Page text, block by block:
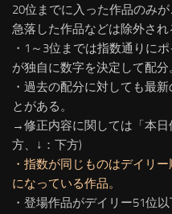
20位までに入った作品のみ
急落した作品などは除外され
・1～3位までは指数通りに
が独自に数字を決定して配分
・過去の配分に対しても最
とがある。
→修正内容に関しては「本
方、↓：下方)
・指数が同じものはデイリ
になっている作品。
・登場作品がデイリー51位